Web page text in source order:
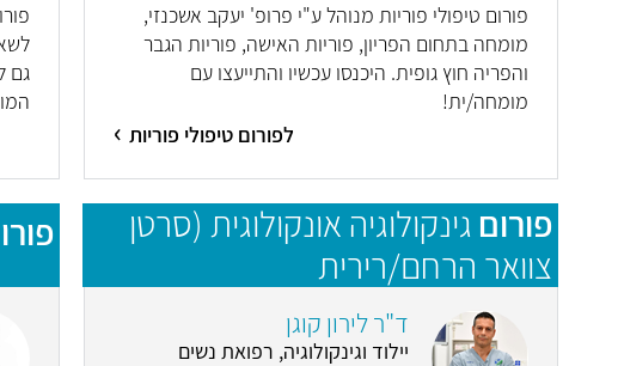
פורום טיפולי פוריות מנוהל ע"י פרופ' יעקב אשכנזי,
מומחה בתחום הפריון, פוריות האישה, פוריות הגבר
והפריה חוץ גופית. היכנסו עכשיו והתייעצו עם
מומחה/ית!
לפורום טיפולי פוריות
גם
פורום גינקולוגיה אונקולוגית (סרטן
צוואר הרחם/רירית
הרחם/שחלות/סרטן העריה)
ד"ר לירון קוגן
יילוד וגינקולוגיה, רפואת נשים